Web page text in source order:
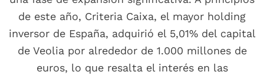
de este año, Criteria Caixa, el mayor holding
inversor de España, adquirió el 5,01% del capital
de Veolia por alrededor de 1.000 millones de
euros, lo que resalta el interés en las